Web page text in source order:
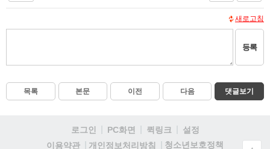
새로고침
등록
목록 본문 이전 다음 댓글보기
로그인 PC화면 퀵링크
설정
이용약관
개인정보처리방침 청소년보호정책